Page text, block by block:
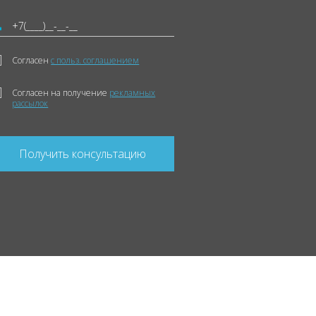
Согласенс польз. соглашением
Согласен на получение рекламных
рассылок
Получить консультацию